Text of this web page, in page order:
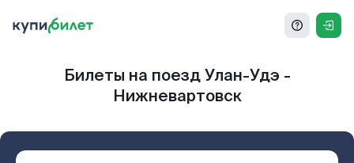
Билеты на поезд Улан-Удэ -
Нижневартовск